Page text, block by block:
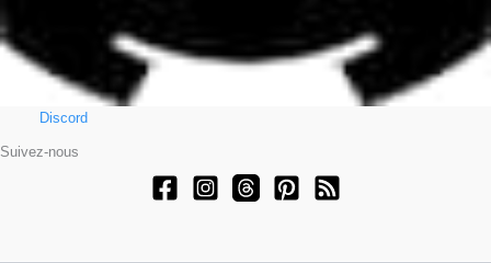
Discord
Suivez-nous